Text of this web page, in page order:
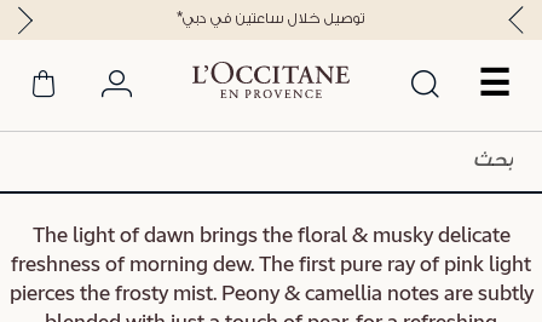
☰
*توصيل خلال ساعتين في دبي
The light of dawn brings the floral & musky delicate
freshness of morning dew. The first pure ray of pink light
pierces the frosty mist. Peony & camellia notes are subtly